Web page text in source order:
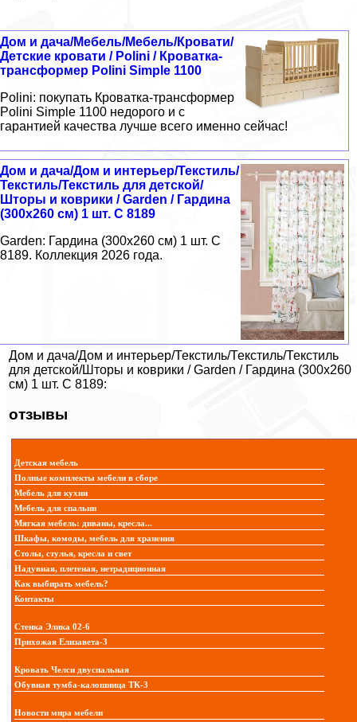
Дом и дача/Мебель/Мебель/Кровати/
Детские кровати / Polini / Кроватка-
трансформер Polini Simple 1100
Polini: покупать Кроватка-трансформер
Polini Simple 1100 недорого и с
гарантией качества лучше всего именно сейчас!
Дом и дача/Дом и интерьер/Текстиль/
Текстиль/Текстиль для детской/
Шторы и коврики / Garden / Гардина
(300х260 см) 1 шт. C 8189
Garden: Гардина (300х260 см) 1 шт. C
8189. Коллекция 2026 года.
Дом и дача/Дом и интерьер/Текстиль/Текстиль/Текстиль
для детской/Шторы и коврики / Garden / Гардина (300х260
см) 1 шт. C 8189:
отзывы
Детская мебель
Полные комплекты мебели в сборе
Мебель для кухни
Мебель для спальни
Мягкая мебель: диваны, кресла...
Шкафы, комоды, мебель для хранения
Столы, стулья, кресла и свет
Надувная, плетеная, нетрадиционная
Как выбирать мебель?
Контакты
Стенка Элика 02-6
Прихожая Елизавета-3
Кровать Челси двуспальная
Обувная тумба-калошница ТК-3
Новости мира мебели